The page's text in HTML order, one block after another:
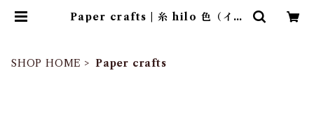
Paper crafts | 糸 hilo 色（イト
SHOP HOME Paper crafts